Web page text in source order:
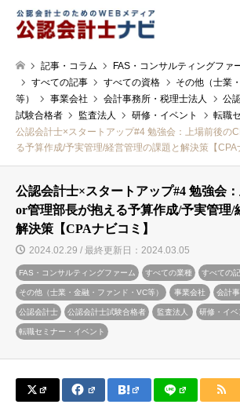
記事・コラム FAS・コンサルティングファ
すべての記事
すべての資格
その他（士業
等）
事業会社 会計事務所・税理士法人 公
試験合格者
監査法人 研修・イベント
転職
公認会計士×スタートアップ#4 勉強会：上場前後の
る予算作成/予実管理/経営管理の課題と解決策【CPA
公認会計士×スタートアップ#4 勉強会
or管理部長が抱える予算作成/予実管理/
解決策【CPAナビコミ】
2024.02.29 / 最終更新日：2024.03.05
FAS・コンサルティングファーム すべての業種 すべての
その他（士業・金融・ファンド・VC等） 事業会社 会計
公認会計士 公認会計士試験合格者 監査法人 研修・イベ
転職セミナー・イベント